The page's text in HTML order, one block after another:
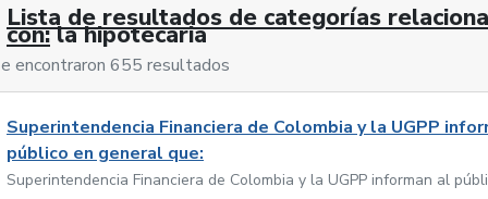
Lista de resultados de categorías
con: la hipotecaria
encontraron 655 resultados
Superintendencia Financiera de Colombia y la UGPP
público en general que:
Superintendencia Financiera de Colombia y la UGPP informan al